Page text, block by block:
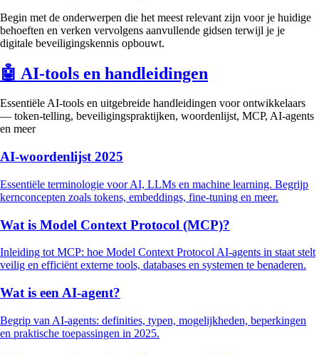
Begin met de onderwerpen die het meest relevant zijn voor je huidige
behoeften en verken vervolgens aanvullende gidsen terwijl je je
digitale beveiligingskennis opbouwt.
🤖 AI-tools en handleidingen
Essentiële AI-tools en uitgebreide handleidingen voor ontwikkelaars
— token-telling, beveiligingspraktijken, woordenlijst, MCP, AI-agents
en meer
AI-woordenlijst 2025
Essentiële terminologie voor AI, LLMs en machine learning. Begrijp
kernconcepten zoals tokens, embeddings, fine-tuning en meer.
Wat is Model Context Protocol (MCP)?
Inleiding tot MCP: hoe Model Context Protocol AI-agents in staat stelt
veilig en efficiënt externe tools, databases en systemen te benaderen.
Wat is een AI-agent?
Begrip van AI-agents: definities, typen, mogelijkheden, beperkingen
en praktische toepassingen in 2025.